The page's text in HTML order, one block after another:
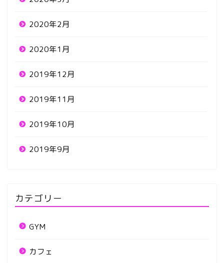
2020年2月
2020年1月
2019年12月
2019年11月
2019年10月
2019年9月
カテゴリー
GYM
カフェ